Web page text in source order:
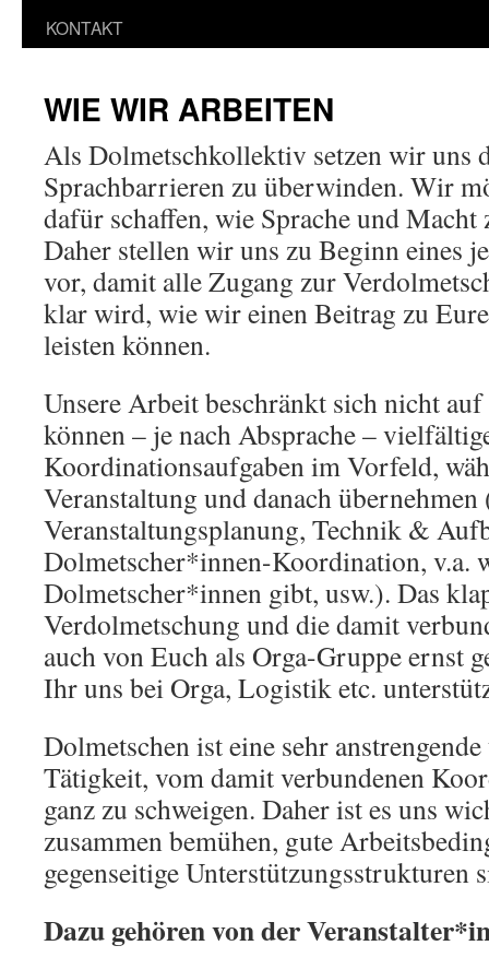
KONTAKT
WIE WIR ARBEITEN
Als Dolmetschkollektiv setzen wir uns
Sprachbarrieren zu überwinden. Wir
dafür schaffen, wie Sprache und Macht
Daher stellen wir uns zu Beginn eines
vor, damit alle Zugang zur
klar wird, wie wir einen Beitrag zu
leisten können.
Unsere Arbeit beschränkt sich nicht
können – je nach Absprache –
Koordinationsaufgaben im Vorfeld,
Veranstaltung und danach übernehmen
Veranstaltungsplanung, Technik &
Dolmetscher*innen-Koordination, v.a.
Dolmetscher*innen gibt, usw.). Das
Verdolmetschung und die damit
auch von Euch als Orga-Gruppe ernst
Ihr uns bei Orga, Logistik etc.
Dolmetschen ist eine sehr
Tätigkeit, vom damit verbundenen
ganz zu schweigen. Daher ist es uns
zusammen bemühen, gute
gegenseitige Unterstützungsstrukturen
Dazu gehören von der